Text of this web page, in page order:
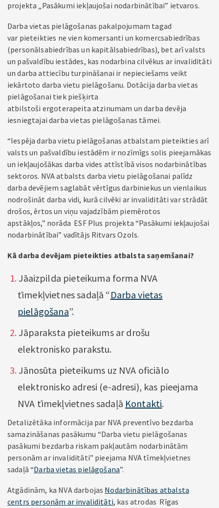
projekta „Pasākumi iekļaujošai nodarbinātībai” ietvaros.
Darba vietas pielāgošanas pakalpojumam tagad
var pieteikties ne vien komersanti un komercsabiedrības
(personālsabiedrības un kapitālsabiedrības), bet arī valsts
un pašvaldību iestādes, kas nodarbina cilvēkus ar invaliditāti
un darba attiecību turpināšanai ir nepieciešams veikt
iekārtoto darba vietu pielāgošanu. Dotācija darba vietas
pielāgošanai tiek piešķirta
atbilstoši ergoterapeita atzinumam un darba devēja
iesniegtajai darba vietas pielāgošanas tāmei.
“Iespēja darba vietu pielāgošanas atbalstam pieteikties arī
valsts un pašvaldību iestādēm ir nozīmīgs solis pieejamākas
un iekļaujošākas darba vides attīstībā visos nodarbinātības
sektoros. NVA atbalsts darba vietu pielāgošanai palīdz
darba devējiem saglabāt vērtīgus darbiniekus un vienlaikus
nodrošināt darba vidi, kurā cilvēki ar invaliditāti var strādāt
drošos, ērtos un viņu vajadzībām piemērotos
apstākļos,” norāda ESF Plus projekta “Pasākumi iekļaujošai
nodarbinātībai” vadītājs Ritvars Ozols.
Kā darba devējam pieteikties atbalsta saņemšanai?
Jāaizpilda pieteikuma forma NVA
tīmekļvietnes sadaļā “Darba vietas
pielāgošana”.
Jāparaksta pieteikums ar drošu
elektronisko parakstu.
Jānosūta pieteikums uz NVA oficiālo
elektronisko adresi (e-adresi), kas pieejama
NVA tīmekļvietnes sadaļā Kontakti.
Detalizētāka informācija par NVA preventīvo bezdarba
samazināšanas pasākumu “Darba vietu pielāgošanas
pasākumi bezdarba riskam pakļautām nodarbinātām
personām ar invaliditāti” pieejama NVA tīmekļvietnes
sadaļā “Darba vietas pielāgošana”.
Atgādinām, ka NVA darbojas Nodarbinātības atbalsta
centrs personām ar invaliditāti, kas atrodas Rīgas